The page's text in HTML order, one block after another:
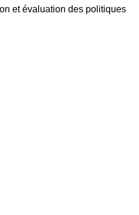
et évaluation des politiques